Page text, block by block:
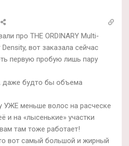
про THE ORDINARY Multi-
вот заказала сейчас
первую пробую лишь пару
даже будто бы объема
УЖЕ меньше волос на расческе
и на «лысенькие» участки
там тоже работает!
вот самый большой и жирный